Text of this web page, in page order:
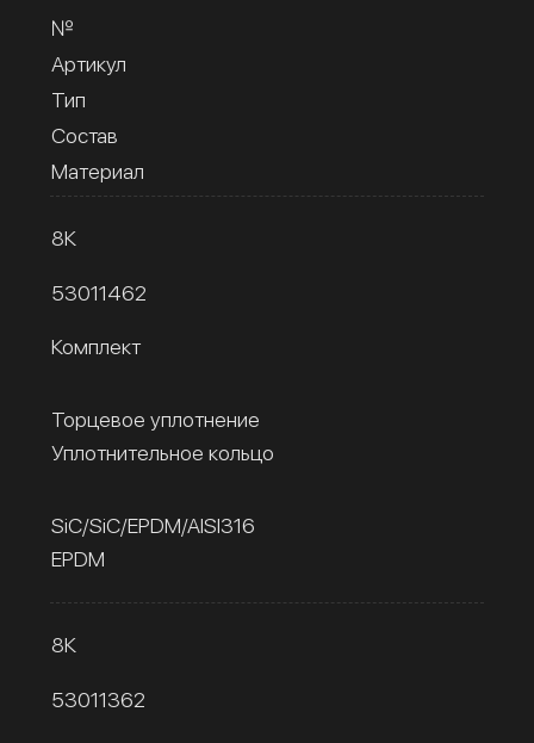
№
Артикул
Тип
Состав
Материал
8К
53011462
Комплект
Торцевое уплотнение
Уплотнительное кольцо
SiC/SiC/EPDM/AISI316
EPDM
8К
53011362